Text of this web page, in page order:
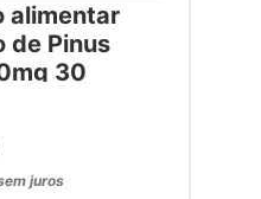
alimentar
de Pinus
30
juros